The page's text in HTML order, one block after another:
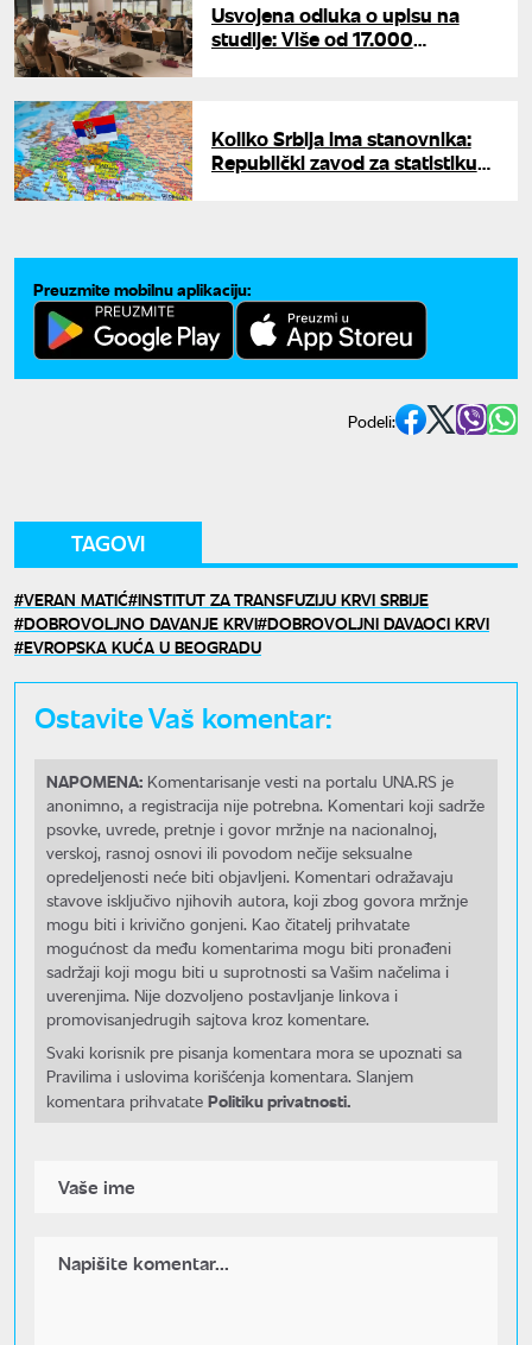
Usvojena odluka o upisu na
studije: Više od 17.000
Koliko Srbija ima stanovnika:
Republički zavod za statistiku
Preuzmite mobilnu aplikaciju:
Podeli:
TAGOVI
VERAN MATIĆ INSTITUT ZA TRANSFUZIJU KRVI SRBIJE
DOBROVOLJNO DAVANJE KRVI DOBROVOLJNI DAVAOCI KRVI
EVROPSKA KUĆA U BEOGRADU
Ostavite Vaš komentar:
NAPOMENA: Komentarisanje vesti na portalu UNA.RS je
anonimno, a registracija nije potrebna. Komentari koji sadrže
psovke, uvrede, pretnje i govor mržnje na nacionalnoj,
verskoj, rasnoj osnovi ili povodom nečije seksualne
opredeljenosti neće biti objavljeni. Komentari odražavaju
stavove isključivo njihovih autora, koji zbog govora mržnje
mogu biti i krivično gonjeni. Kao čitatelj prihvatate
mogućnost da među komentarima mogu biti pronađeni
sadržaji koji mogu biti u suprotnosti sa Vašim načelima i
uverenjima. Nije dozvoljeno postavljanje linkova i
promovisanjedrugih sajtova kroz komentare.
Svaki korisnik pre pisanja komentara mora se upoznati sa
Pravilima i uslovima korišćenja komentara. Slanjem
komentara prihvatate Politiku privatnosti.